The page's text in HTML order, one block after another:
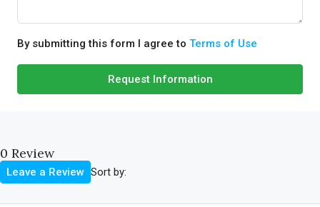
By submitting this form I agree to Terms of Use
Request Information
0 Review
Sort by:
Leave a Review